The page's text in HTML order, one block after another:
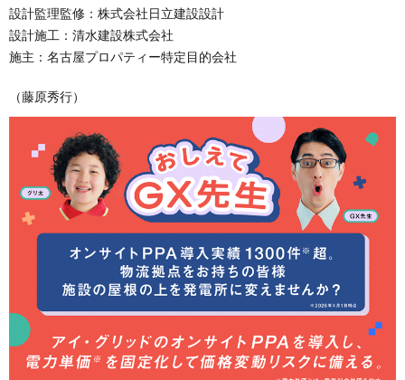
設計監理監修：株式会社日立建設設計
設計施工：清水建設株式会社
施主：名古屋プロパティー特定目的会社
（藤原秀行）